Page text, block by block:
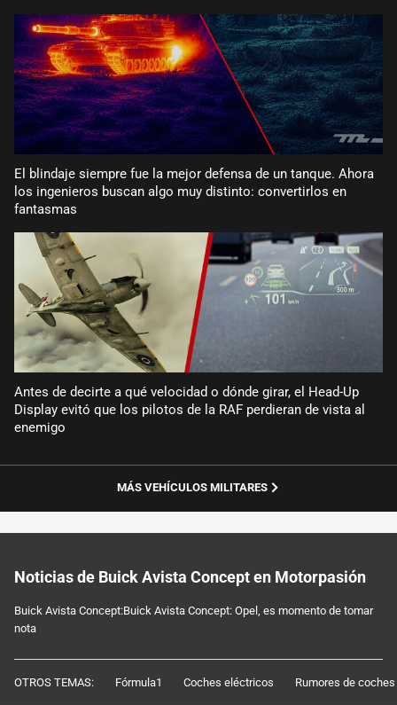
El blindaje siempre fue la mejor defensa de un tanque. Ahora
los ingenieros buscan algo muy distinto: convertirlos en
fantasmas
Antes de decirte a qué velocidad o dónde girar, el Head-Up
Display evitó que los pilotos de la RAF perdieran de vista al
enemigo
MÁS VEHÍCULOS MILITARES
Noticias de Buick Avista Concept en Motorpasión
Buick Avista Concept:Buick Avista Concept: Opel, es momento de tomar
nota
OTROS TEMAS: Fórmula1 Coches eléctricos Rumores de coches